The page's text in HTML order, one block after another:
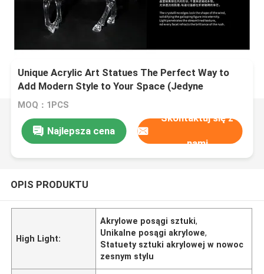
Unique Acrylic Art Statues The Perfect Way to
Add Modern Style to Your Space (Jedyne
statuetki akrylowe)
MOQ：1PCS
Najlepsza cena
Skontaktuj się z
nami
OPIS PRODUKTU
High Light:
Akrylowe posągi sztuki,
Unikalne posągi akrylowe,
Statuety sztuki akrylowej w nowoc
zesnym stylu